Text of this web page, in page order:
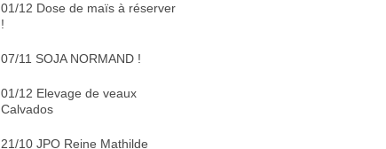
01/12 Dose de maïs à réserver
!
07/11 SOJA NORMAND !
01/12 Elevage de veaux
Calvados
21/10 JPO Reine Mathilde